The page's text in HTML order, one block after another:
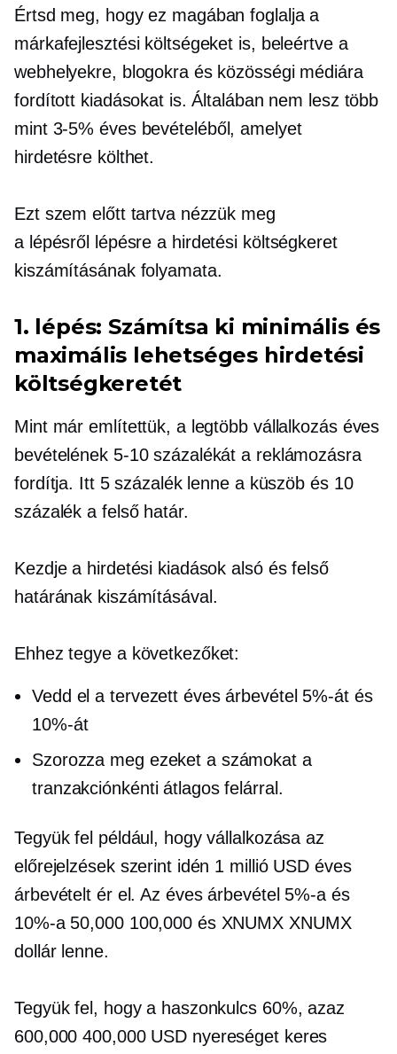
Értsd meg, hogy ez magában foglalja a
márkafejlesztési költségeket is, beleértve a
webhelyekre, blogokra és közösségi médiára
fordított kiadásokat is. Általában nem lesz több
mint 3-5% éves bevételéből, amelyet
hirdetésre költhet.
Ezt szem előtt tartva nézzük meg
a lépésről lépésre a hirdetési költségkeret
kiszámításának folyamata.
1. lépés: Számítsa ki minimális és
maximális lehetséges hirdetési
költségkeretét
Mint már említettük, a legtöbb vállalkozás éves
bevételének 5-10 százalékát a reklámozásra
fordítja. Itt 5 százalék lenne a küszöb és 10
százalék a felső határ.
Kezdje a hirdetési kiadások alsó és felső
határának kiszámításával.
Ehhez tegye a következőket:
Vedd el a tervezett éves árbevétel 5%-át és
10%-át
Szorozza meg ezeket a számokat a
tranzakciónkénti átlagos felárral.
Tegyük fel például, hogy vállalkozása az
előrejelzések szerint idén 1 millió USD éves
árbevételt ér el. Az éves árbevétel 5%-a és
10%-a 50,000 100,000 és XNUMX XNUMX
dollár lenne.
Tegyük fel, hogy a haszonkulcs 60%, azaz
600,000 400,000 USD nyereséget keres